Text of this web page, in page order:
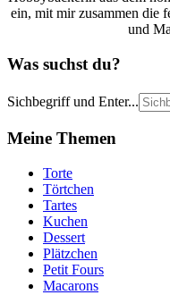
ein, mit mir zusammen die
und
Was suchst du?
Sichbegriff und Enter...
Meine Themen
Torte
Törtchen
Tartes
Kuchen
Dessert
Plätzchen
Petit Fours
Macarons